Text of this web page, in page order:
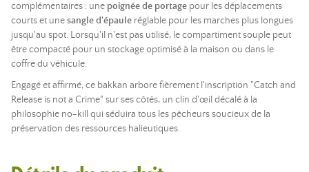
complémentaires : une poignée de portage pour les déplacements
courts et unesangle d'épaule réglable pour les marches plus longues
jusqu'au spot. Lorsqu'il n'est pas utilisé, le compartiment souple peut
être compacté pour un stockage optimisé à la maison ou dans le
coffre du véhicule.
Engagé et affirmé, ce bakkan arbore fièrement l'inscription "Catch and
Release is not a Crime" sur ses côtés, un clin d'œil décalé à la
philosophie no-kill qui séduira tous les pêcheurs soucieux de la
préservation des ressources halieutiques.